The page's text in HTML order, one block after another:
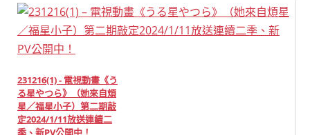
231216(1) - 電視動畫《う
る星やつら》（她來自煩
星／福星小子）第二期敲
定2024/1/11放送連續二
季、新PV公開中！